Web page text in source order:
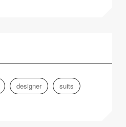
designer suits